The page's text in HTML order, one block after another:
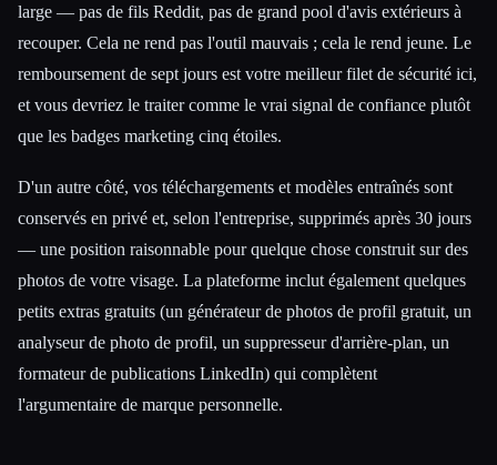
large — pas de fils Reddit, pas de grand pool d'avis extérieurs à
recouper. Cela ne rend pas l'outil mauvais ; cela le rend jeune. Le
remboursement de sept jours est votre meilleur filet de sécurité ici,
et vous devriez le traiter comme le vrai signal de confiance plutôt
que les badges marketing cinq étoiles.
D'un autre côté, vos téléchargements et modèles entraînés sont
conservés en privé et, selon l'entreprise, supprimés après 30 jours
— une position raisonnable pour quelque chose construit sur des
photos de votre visage. La plateforme inclut également quelques
petits extras gratuits (un générateur de photos de profil gratuit, un
analyseur de photo de profil, un suppresseur d'arrière-plan, un
formateur de publications LinkedIn) qui complètent
l'argumentaire de marque personnelle.